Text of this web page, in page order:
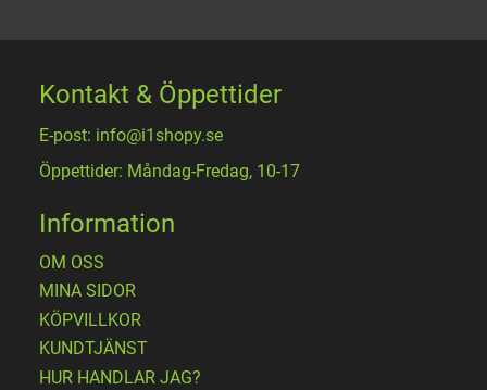
Kontakt & Öppettider
E-post: info@i1shopy.se
Öppettider: Måndag-Fredag, 10-17
Information
OM OSS
MINA SIDOR
KÖPVILLKOR
KUNDTJÄNST
HUR HANDLAR JAG?